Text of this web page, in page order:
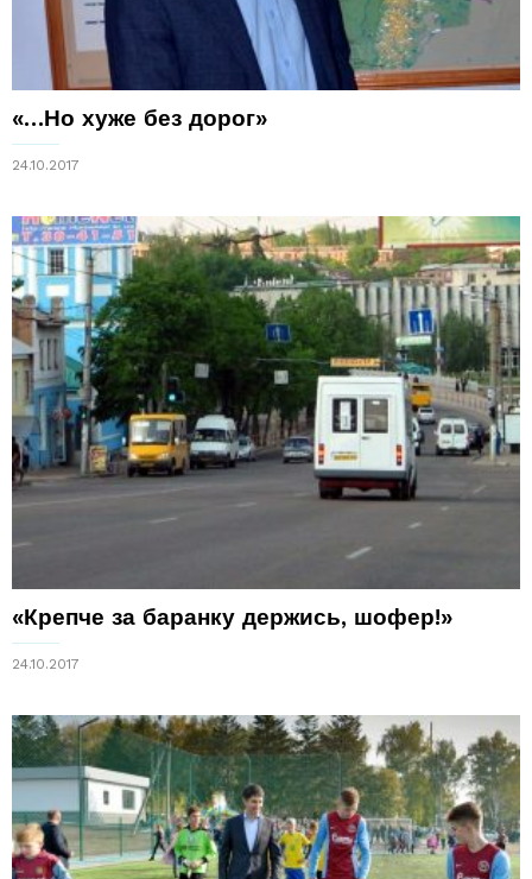
«…Но хуже без дорог»
24.10.2017
«Крепче за баранку держись, шофер!»
24.10.2017